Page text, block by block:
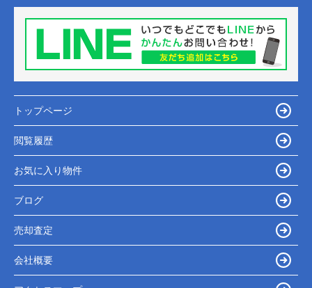
トップページ
閲覧履歴
お気に入り物件
ブログ
売却査定
会社概要